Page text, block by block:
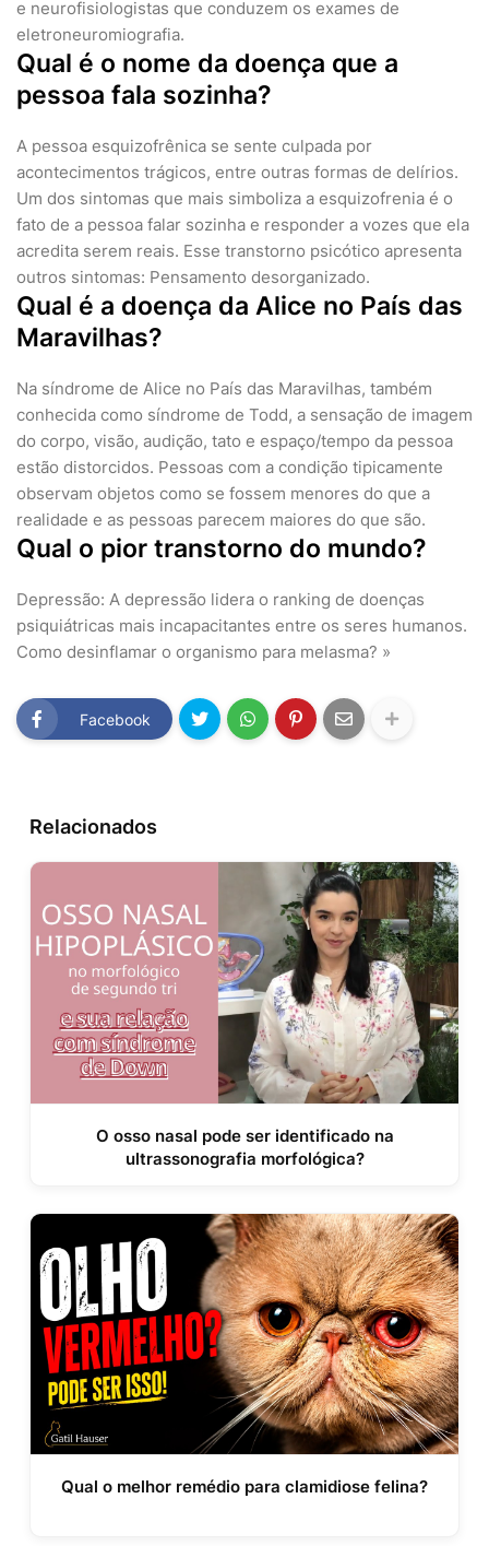
e neurofisiologistas que conduzem os exames de
eletroneuromiografia.
Qual é o nome da doença que a
pessoa fala sozinha?
A pessoa esquizofrênica se sente culpada por
acontecimentos trágicos, entre outras formas de delírios.
Um dos sintomas que mais simboliza a esquizofrenia é o
fato de a pessoa falar sozinha e responder a vozes que ela
acredita serem reais. Esse transtorno psicótico apresenta
outros sintomas: Pensamento desorganizado.
Qual é a doença da Alice no País das
Maravilhas?
Na síndrome de Alice no País das Maravilhas, também
conhecida como síndrome de Todd, a sensação de imagem
do corpo, visão, audição, tato e espaço/tempo da pessoa
estão distorcidos. Pessoas com a condição tipicamente
observam objetos como se fossem menores do que a
realidade e as pessoas parecem maiores do que são.
Qual o pior transtorno do mundo?
Depressão: A depressão lidera o ranking de doenças
psiquiátricas mais incapacitantes entre os seres humanos.
Como desinflamar o organismo para melasma? »
Facebook
Relacionados
O osso nasal pode ser identificado na
ultrassonografia morfológica?
Qual o melhor remédio para clamidiose felina?